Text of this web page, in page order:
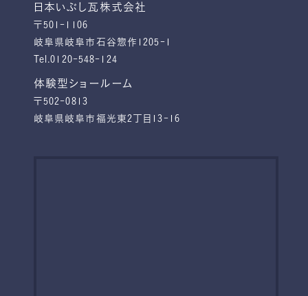
日本いぶし瓦株式会社
〒501-1106
岐阜県岐阜市石谷惣作1205-1
Tel.0120-548-124
体験型ショールーム
〒502-0813
岐阜県岐阜市福光東2丁目13-16